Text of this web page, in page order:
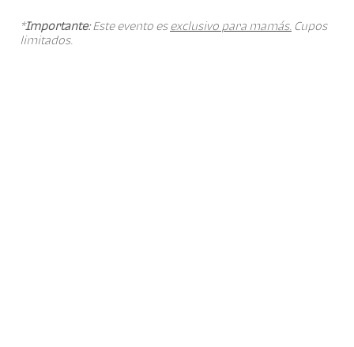
*Importante:Este evento esexclusivo para mamás. Cupos
limitados.